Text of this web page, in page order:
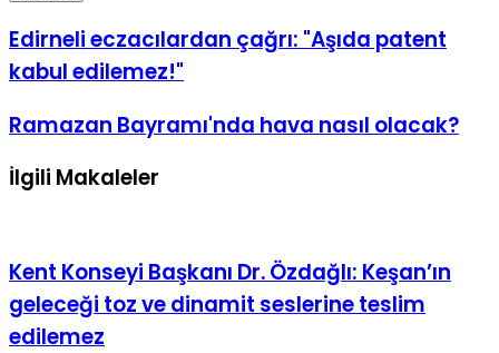
adresinizi
Edirneli eczacılardan çağrı: "Aşıda patent
kabul edilemez!"
Ramazan Bayramı'nda hava nasıl olacak?
İlgili Makaleler
Kent Konseyi Başkanı Dr. Özdağlı: Keşan’ın
geleceği toz ve dinamit seslerine teslim
edilemez